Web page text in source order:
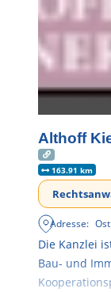
Althoff
163.91 km
Adresse:
Die Kanzlei
Bau- und